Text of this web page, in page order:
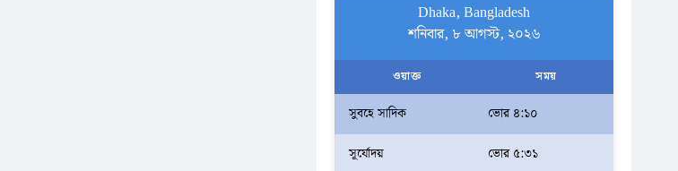
Dhaka, Bangladesh
শনিবার, ৮ আগস্ট, ২০২৬
ওয়াক্ত সময়
সুবহে সাদিক ভোর ৪:১০
সূর্যোদয় ভোর ৫:৩১